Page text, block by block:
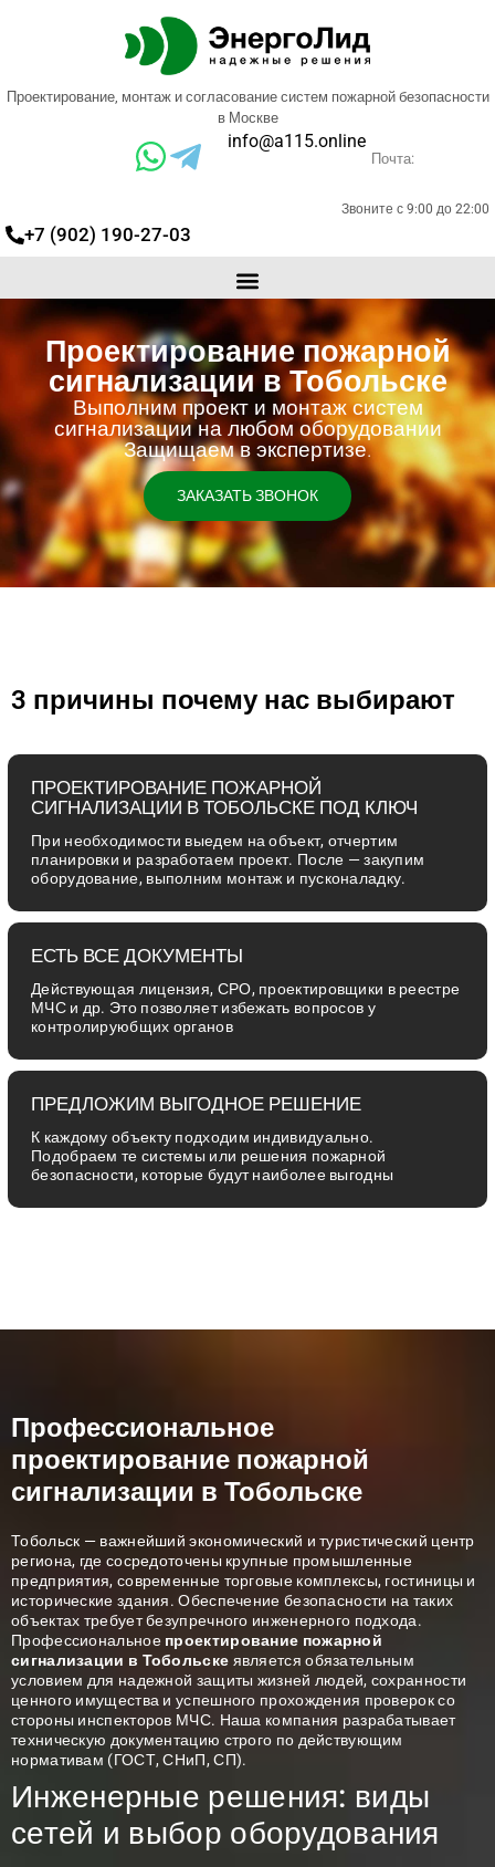
Проектирование, монтаж и согласование систем пожарной безопасности
в Москве
Почта:
info@a115.online
Звоните с 9:00 до 22:00
+7 (902) 190-27-03
Проектирование пожарной
сигнализации в Тобольске
Выполним проект и монтаж систем
сигнализации на любом оборудовании
Защищаем в экспертизе.
ЗАКАЗАТЬ ЗВОНОК
3 причины почему нас выбирают
ПРОЕКТИРОВАНИЕ ПОЖАРНОЙ
СИГНАЛИЗАЦИИ В ТОБОЛЬСКЕ ПОД КЛЮЧ
При необходимости выедем на объект, отчертим
планировки и разработаем проект. После — закупим
оборудование, выполним монтаж и пусконаладку.
ЕСТЬ ВСЕ ДОКУМЕНТЫ
Действующая лицензия, СРО, проектировщики в реестре
МЧС и др. Это позволяет избежать вопросов у
контролируюбщих органов
ПРЕДЛОЖИМ ВЫГОДНОЕ РЕШЕНИЕ
К каждому объекту подходим индивидуально.
Подобраем те системы или решения пожарной
безопасности, которые будут наиболее выгодны
Профессиональное
проектирование пожарной
сигнализации в Тобольске
Тобольск — важнейший экономический и туристический центр
региона, где сосредоточены крупные промышленные
предприятия, современные торговые комплексы, гостиницы и
исторические здания. Обеспечение безопасности на таких
объектах требует безупречного инженерного подхода.
Профессиональное проектирование пожарной
сигнализации в Тобольске является обязательным
условием для надежной защиты жизней людей, сохранности
ценного имущества и успешного прохождения проверок со
стороны инспекторов МЧС. Наша компания разрабатывает
техническую документацию строго по действующим
нормативам (ГОСТ, СНиП, СП).
Инженерные решения: виды
сетей и выбор оборудования